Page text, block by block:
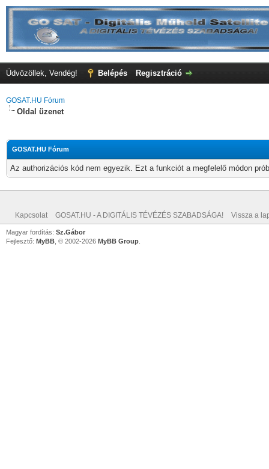
Üdvözöllek, Vendég! Belépés Regisztráció
GOSAT.HU Fórum
Oldal üzenet
GOSAT.HU Fórum
Az authorizációs kód nem egyezik. Ezt a funkciót a megfelelő módon
Kapcsolat GOSAT.HU - A DIGITÁLIS TÉVÉZÉS SZABADSÁGA! Vissza a
Magyar fordítás: Sz.Gábor
Fejlesztő: MyBB , © 2002-2026 MyBB Group